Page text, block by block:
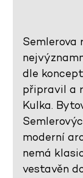
Semlerova
dle
připravil a
Kulka.
moderní
nemá
vestavěn